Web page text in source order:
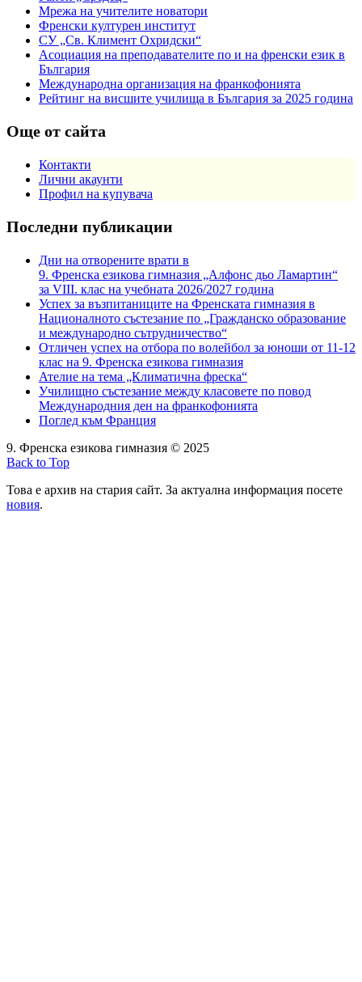
Мрежа на учителите новатори
Френски културен институт
СУ „Св. Климент Охридски“
Асоциация на преподавателите по и на френски език в
България
Международна организация на франкофонията
Рейтинг на висшите училища в България за 2025 година
Още от сайта
Контакти
Лични акаунти
Профил на купувача
Последни публикации
Дни на отворените врати в
9. Френска езикова гимназия „Алфонс дьо Ламартин“
за VIII. клас на учебната 2026/2027 година
Успех за възпитаниците на Френската гимназия в
Националното състезание по „Гражданско образование
и международно сътрудничество“
Отличен успех на отбора по волейбол за юноши от 11-12
клас на 9. Френска езикова гимназия
Ателие на тема „Климатична фреска“
Училищно състезание между класовете по повод
Международния ден на франкофонията
Поглед към Франция
9. Френска езикова гимназия © 2025
Back to Top
Това е архив на стария сайт. За актуална информация посете
новия.